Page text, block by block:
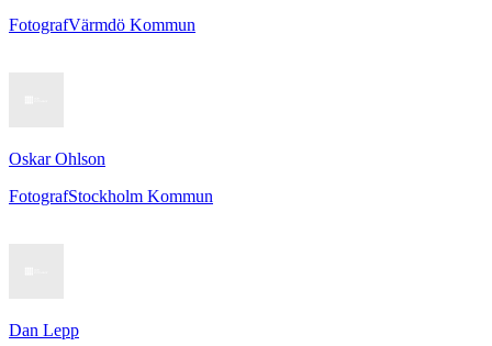
FotografVärmdö Kommun
Oskar Ohlson
FotografStockholm Kommun
Dan Lepp